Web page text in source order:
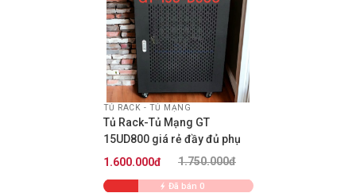
Bánh xe gắn cố định dưới chân xoay 360′
TỦ RACK - TỦ MẠNG
Tủ Rack-Tủ Mạng GT
15UD800 giá rẻ đầy đủ phụ
kiện
1.750.000đ
1.600.000đ
Đã bán 0